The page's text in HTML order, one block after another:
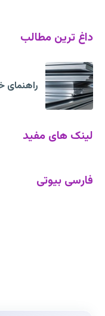
داغ ترین مطالب
راهنمای
لینک های مفید
فارسی بیوتی